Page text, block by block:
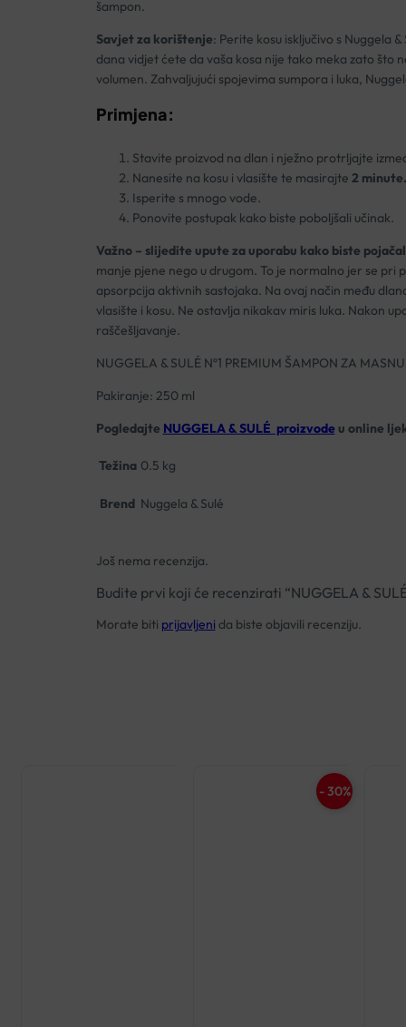
šampon.
Savjet za korištenje: Perite kosu isključivo s Nuggela
dana vidjet ćete da vaša kosa nije tako meka zato što
volumen. Zahvaljujući spojevima sumpora i luka,
Primjena:
Stavite proizvod na dlan i nježno protrljajte
Nanesite na kosu i vlasište te masirajte 2 minute.
Isperite s mnogo vode.
Ponovite postupak kako biste poboljšali učinak.
Važno – slijedite upute za uporabu kako biste
manje pjene nego u drugom. To je normalno jer se
apsorpcija aktivnih sastojaka. Na ovaj način među
vlasište i kosu. Ne ostavlja nikakav miris luka. Nakon
raščešljavanje.
NUGGELA & SULÉ Nº1 PREMIUM ŠAMPON ZA
Pakiranje: 250 ml
Pogledajte NUGGELA & SULÉ proizvodeu online
Težina 0.5 kg
Brend Nuggela & Sulé
Još nema recenzija.
Budite prvi koji će recenzirati “NUGGELA &
Morate biti prijavljeni da biste objavili recenziju.
- 30%